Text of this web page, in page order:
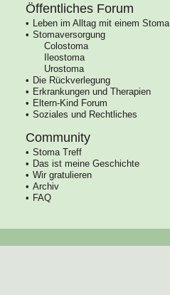
Öffentliches Forum
Leben im Alltag mit einem Stoma
Stomaversorgung
Colostoma
Ileostoma
Urostoma
Die Rückverlegung
Erkrankungen und Therapien
Eltern-Kind Forum
Soziales und Rechtliches
Community
Stoma Treff
Das ist meine Geschichte
Wir gratulieren
Archiv
FAQ